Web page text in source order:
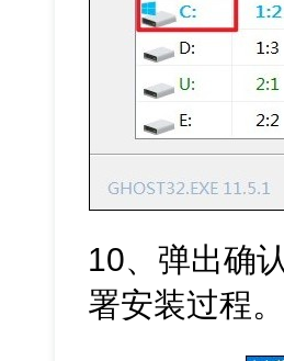
10、弹出确
署安装过程。